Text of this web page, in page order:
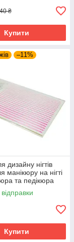
₴
Купити
–11%
дизайну нігтів
манікюру на нігті
та педікюра
Купити